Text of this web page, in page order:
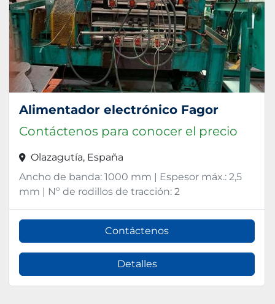
Alimentador electrónico Fagor
Contáctenos para conocer el precio
Olazagutía, España
Ancho de banda: 1000 mm | Espesor máx.: 2,5
mm | Nº de rodillos de tracción: 2
Contáctenos
Detalles